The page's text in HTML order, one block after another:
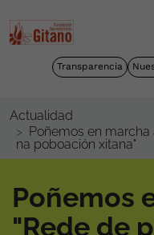
Transparencia
Actualidad
Poñemos en
na poboación xitana"
Poñemos
"Rede de